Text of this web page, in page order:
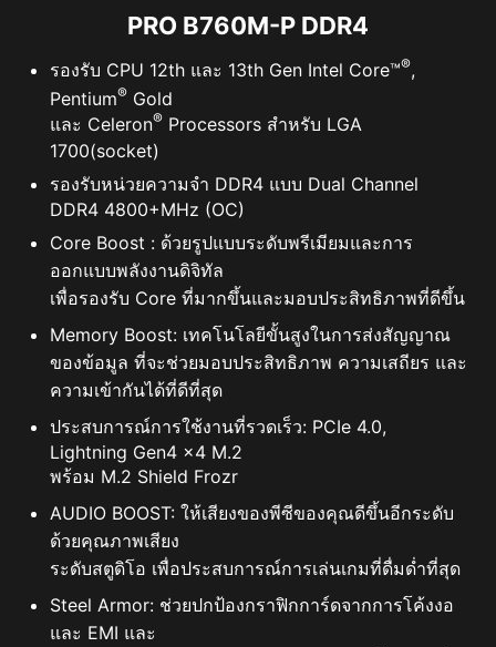
ความปลอดภัยเพื่อให้แน่ใจว่าอุปกรณ์ได้บู๊ต
โดยใช้ซอฟต์แวร์ที่เชื่อถือได้เท่านั้น เมื่อพีซี
นั้นเริ่มทำงาน เฟิร์มแวร์จะตรวจสอบลายเซ็น
ของซอฟต์แวร์บู๊ตแต่ละชิ้น รวมถึง
Firmware Drivers UEFI, แอปพลิเคชัน EFI
และระบบปฏิบัติการ พีซีจะบู๊ตในขณะที่มีลาย
เซ็นที่ถูกต้องเท่านั้น
RESIZABLE BAR
Resizable BAR (Re-Size BAR) เป็นเทคโนโลยี PCI
Express ขั้นสูงที่ช่วยให้ CPU เข้าถึง GPU frame buffer
ทั้งหมดในครั้งเดียว ส่งผลให้ประสิทธิภาพการทำงานดีขึ้น
PRO B760M-P DDR4
รองรับ CPU 12th และ 13th Gen Intel Core™®,
Pentium® Gold
และ Celeron® Processors สำหรับ LGA
1700(socket)
รองรับหน่วยความจำ DDR4 แบบ Dual Channel
DDR4 4800+MHz (OC)
Core Boost : ด้วยรูปแบบระดับพรีเมียมและการ
ออกแบบพลังงานดิจิทัล
เพื่อรองรับ Core ที่มากขึ้นและมอบประสิทธิภาพที่ดีขึ้น
Memory Boost: เทคโนโลยีขั้นสูงในการส่งสัญญาณ
ของข้อมูล ที่จะช่วยมอบประสิทธิภาพ ความเสถียร และ
ความเข้ากันได้ที่ดีที่สุด
ประสบการณ์การใช้งานที่รวดเร็ว: PCIe 4.0,
Lightning Gen4 x4 M.2
พร้อม M.2 Shield Frozr
AUDIO BOOST: ให้เสียงของพีซีของคุณดีขึ้นอีกระดับ
ด้วยคุณภาพเสียง
ระดับสตูดิโอ เพื่อประสบการณ์การเล่นเกมที่ดื่มด่ำที่สุด
Steel Armor: ช่วยปกป้องกราฟิกการ์ดจากการโค้งงอ
และ EMI และ